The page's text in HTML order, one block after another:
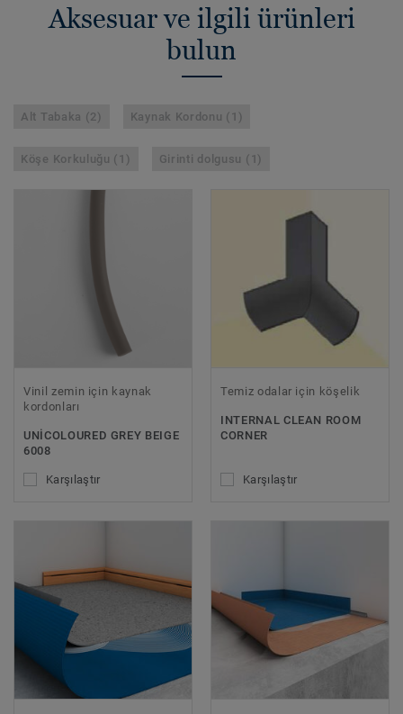
Aksesuar ve ilgili ürünleri
bulun
Alt Tabaka (2) Kaynak Kordonu (1)
Köşe Korkuluğu (1) Girinti dolgusu (1)
Vinil zemin için kaynak
kordonları
UNICOLOURED GREY BEIGE
6008
Karşılaştır
Temiz odalar için köşelik
INTERNAL CLEAN ROOM
CORNER
Karşılaştır